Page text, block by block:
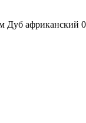
африканский